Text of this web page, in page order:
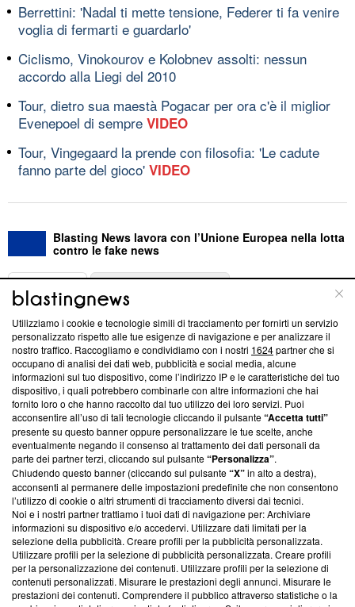
Berrettini: 'Nadal ti mette tensione, Federer ti fa venire
voglia di fermarti e guardarlo'
Ciclismo, Vinokourov e Kolobnev assolti: nessun
accordo alla Liegi del 2010
Tour, dietro sua maestà Pogacar per ora c'è il miglior
Evenepoel di sempre VIDEO
Tour, Vingegaard la prende con filosofia: 'Le cadute
fanno parte del gioco' VIDEO
Blasting News lavora con l’Unione Europea nella lotta
contro le fake news
ABOUT
Questa sezione offre informazioni trasparenti su Blasting
News, sui nostri processi editoriali e su come ci impegniamo a
creare news di qualità. Inoltre, afferma la nostra aderenza a
‘Trust Project - News with Integrity’Blasting News non è
ancora membro del programma, ma ha richiesto di farne
parte; Trust Project non ha ancora effettuato una verifica di
conformità agli standard.
Su di noi
Team editoriale
Corporate
Redazione
Informativa Privacy
Cookie Policy
Utilizziamo i cookie e tecnologie simili di tracciamento per fornirti un servizio
personalizzato rispetto alle tue esigenze di navigazione e per analizzare il
nostro traffico. Raccogliamo e condividiamo con i nostri 1624partner che si
occupano di analisi dei dati web, pubblicità e social media, alcune
informazioni sul tuo dispositivo, come l’indirizzo IP e le caratteristiche del tuo
dispositivo, i quali potrebbero combinarle con altre informazioni che hai
fornito loro o che hanno raccolto dal tuo utilizzo dei loro servizi. Puoi
acconsentire all’uso di tali tecnologie cliccando il pulsante“Accetta tutti”
presente su questo banner oppure personalizzare le tue scelte, anche
eventualmente negando il consenso al trattamento dei dati personali da
parte dei partner terzi, cliccando sul pulsante“Personalizza”.
Chiudendo questo banner (cliccando sul pulsante“X”in alto a destra),
acconsenti al permanere delle impostazioni predefinite che non consentono
l’utilizzo di cookie o altri strumenti di tracciamento diversi dai tecnici.
Noi e i nostri partner trattiamo i tuoi dati di navigazione per: Archiviare
informazioni su dispositivo e/o accedervi. Utilizzare dati limitati per la
selezione della pubblicità. Creare profili per la pubblicità personalizzata.
Utilizzare profili per la selezione di pubblicità personalizzata. Creare profili
per la personalizzazione dei contenuti. Utilizzare profili per la selezione di
contenuti personalizzati. Misurare le prestazioni degli annunci. Misurare le
prestazioni dei contenuti. Comprendere il pubblico attraverso statistiche o la